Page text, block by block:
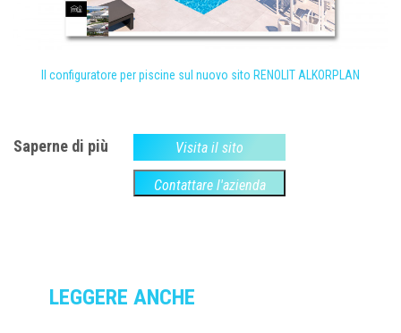
Il configuratore per piscine sul nuovo sito RENOLIT ALKORPLAN
Saperne di più Visita il sito
Contattare l'azienda
LEGGERE ANCHE